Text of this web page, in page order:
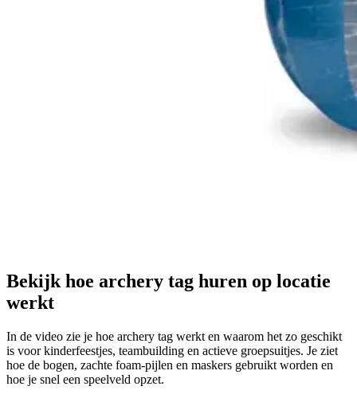
Bekijk hoe archery tag huren op locatie
werkt
In de video zie je hoe archery tag werkt en waarom het zo geschikt
is voor kinderfeestjes, teambuilding en actieve groepsuitjes. Je ziet
hoe de bogen, zachte foam-pijlen en maskers gebruikt worden en
hoe je snel een speelveld opzet.